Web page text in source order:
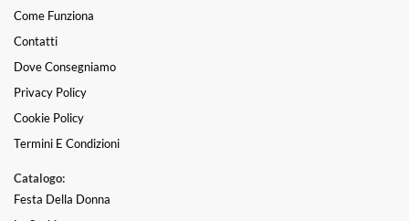
Come Funziona
Contatti
Dove Consegniamo
Privacy Policy
Cookie Policy
Termini E Condizioni
Catalogo:
Festa Della Donna